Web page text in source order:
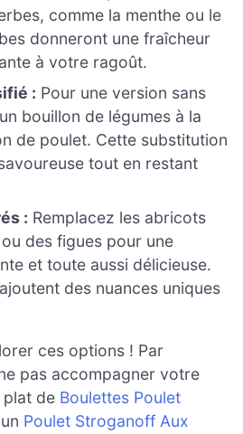
comme la menthe ou le
donneront une fraîcheur
à votre ragoût.
: Pour une version sans
bouillon de légumes à la
de poulet. Cette substitution
tout en restant
: Remplacez les abricots
des figues pour une
et toute aussi délicieuse.
des nuances uniques
ces options ! Par
pas accompagner votre
de Boulettes Poulet
Poulet Stroganoff Aux